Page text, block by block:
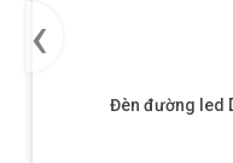
Đèn đường led
‹